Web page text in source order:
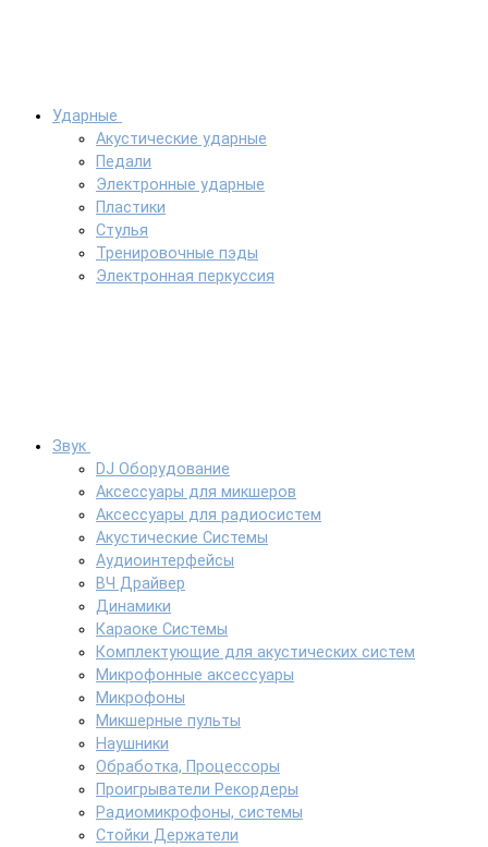
Ударные
Акустические ударные
Педали
Электронные ударные
Пластики
Стулья
Тренировочные пэды
Электронная перкуссия
Звук
DJ Оборудование
Аксессуары для микшеров
Аксессуары для радиосистем
Акустические Системы
Аудиоинтерфейсы
ВЧ Драйвер
Динамики
Караоке Системы
Комплектующие для акустических систем
Микрофонные аксессуары
Микрофоны
Микшерные пульты
Наушники
Обработка, Процессоры
Проигрыватели Рекордеры
Радиомикрофоны, системы
Стойки Держатели